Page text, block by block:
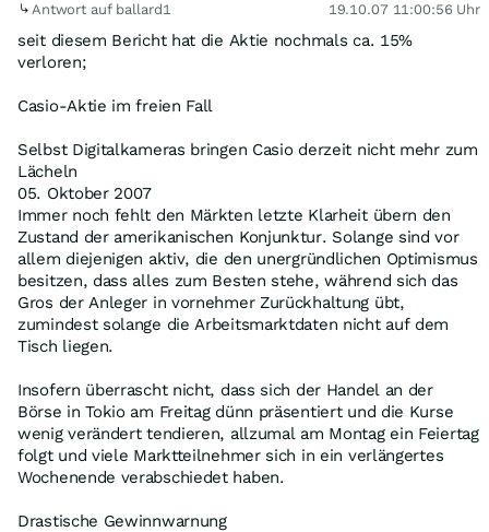
Antwort auf ballard1 19.10.07 11:00:56 Uhr
seit diesem Bericht hat die Aktie nochmals ca. 15%
verloren;
Casio-Aktie im freien Fall
Selbst Digitalkameras bringen Casio derzeit nicht mehr zum
Lächeln
05. Oktober 2007
Immer noch fehlt den Märkten letzte Klarheit übern den
Zustand der amerikanischen Konjunktur. Solange sind vor
allem diejenigen aktiv, die den unergründlichen Optimismus
besitzen, dass alles zum Besten stehe, während sich das
Gros der Anleger in vornehmer Zurückhaltung übt,
zumindest solange die Arbeitsmarktdaten nicht auf dem
Tisch liegen.
Insofern überrascht nicht, dass sich der Handel an der
Börse in Tokio am Freitag dünn präsentiert und die Kurse
wenig verändert tendieren, allzumal am Montag ein Feiertag
folgt und viele Marktteilnehmer sich in ein verlängertes
Wochenende verabschiedet haben.
Drastische Gewinnwarnung